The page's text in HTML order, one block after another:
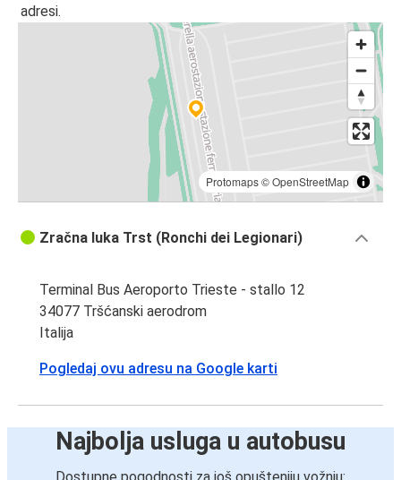
adresi.
Protomaps©OpenStreetMap
Zračna luka Trst (Ronchi dei Legionari)
Terminal Bus Aeroporto Trieste - stallo 12
34077 Tršćanski aerodrom
Italija
Pogledaj ovu adresu na Google karti
Najbolja usluga u autobusu